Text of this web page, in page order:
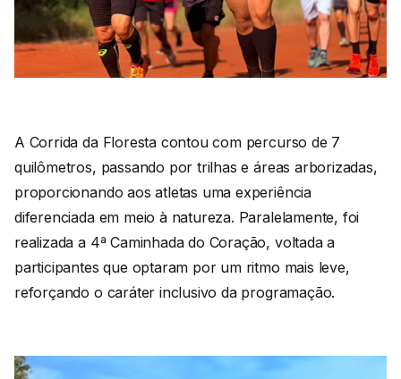
A Corrida da Floresta contou com percurso de 7
quilômetros, passando por trilhas e áreas arborizadas,
proporcionando aos atletas uma experiência
diferenciada em meio à natureza. Paralelamente, foi
realizada a 4ª Caminhada do Coração, voltada a
participantes que optaram por um ritmo mais leve,
reforçando o caráter inclusivo da programação.